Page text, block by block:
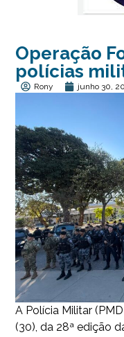
Operação
polícias
Rony junho 30,
A Polícia Militar
(30), da 28ª edição